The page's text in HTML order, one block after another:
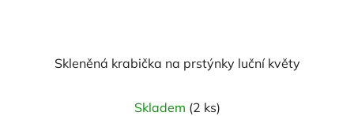
Skleněná krabička na prstýnky luční květy
Skladem (2 ks)